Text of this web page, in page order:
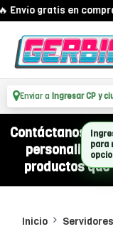
Envío gratis en
Enviar a Ingresar CP y
Contáctanos por
productos
Inicio
para